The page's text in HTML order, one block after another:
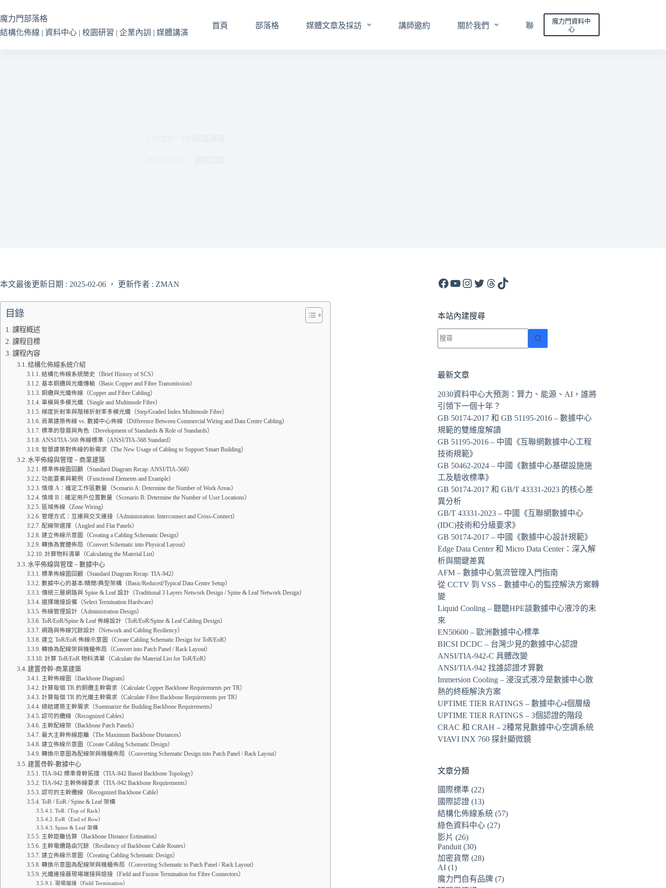
至
主
魔力門部落格
結構化佈線 | 資料中心 | 校園研習 | 企業內訓 | 媒體講演
首頁 部落格 媒體文章及採訪 講師邀約 關於我們 聯絡我們
魔力門資料中
心
本文最後更新日期 : 2025-02-06 ， 更新作者 : ZMAN
目錄
課程概述
課程目標
課程內容
結構化佈線系統介紹
結構化佈線系統簡史（Brief History of SCS）
基本銅纜與光纖傳輸（Basic Copper and Fibre Transmission）
銅纜與光纖佈線（Copper and Fibre Cabling）
單模與多模光纖（Single and Multimode Fibre）
梯度折射率與階梯折射率多模光纖（Step/Graded Index Multimode Fibre）
商業建築佈線 vs. 數據中心佈線（Difference Between Commercial Wiring and Data Centre Cabling）
標準的發展與角色（Development of Standards & Role of Standards）
ANSI/TIA-568 佈線標準（ANSI/TIA-568 Standard）
智慧建築對佈線的新需求（The New Usage of Cabling to Support Smart Building）
水平佈線與管理 – 商業建築
標準佈線圖回顧（Standard Diagram Recap: ANSI/TIA-568）
功能要素與範例（Functional Elements and Example）
情境 A：確定工作區數量（Scenario A: Determine the Number of Work Areas）
情境 B：確定用戶位置數量（Scenario B: Determine the Number of User Locations）
區域佈線（Zone Wiring）
管理方式：互連與交叉連接（Administration: Interconnect and Cross-Connect）
配線架選擇（Angled and Flat Panels）
建立佈線示意圖（Creating a Cabling Schematic Design）
轉換為實體佈局（Convert Schematic into Physical Layout）
計算物料清單（Calculating the Material List）
水平佈線與管理 – 數據中心
標準佈線圖回顧（Standard Diagram Recap: TIA-942）
數據中心的基本/精簡/典型架構（Basic/Reduced/Typical Data Centre Setup）
傳統三層網路與 Spine & Leaf 設計（Traditional 3 Layers Network Design / Spine & Leaf Network Design）
選擇端接設備（Select Termination Hardware）
佈線管理設計（Administration Design）
ToR/EoR/Spine & Leaf 佈線設計（ToR/EoR/Spine & Leaf Cabling Design）
網路與佈線冗餘設計（Network and Cabling Resiliency）
建立 ToR/EoR 佈線示意圖（Create Cabling Schematic Design for ToR/EoR）
轉換為配線架與機櫃佈局（Convert into Patch Panel / Rack Layout）
計算 ToR/EoR 物料清單（Calculate the Material List for ToR/EoR）
建置骨幹-商業建築
主幹佈線圖（Backbone Diagram）
計算每個 TR 的銅纜主幹需求（Calculate Copper Backbone Requirements per TR）
計算每個 TR 的光纖主幹需求（Calculate Fibre Backbone Requirements per TR）
總結建築主幹需求（Summarize the Building Backbone Requirements）
認可的纜線（Recognized Cables）
主幹配線架（Backbone Patch Panels）
最大主幹佈線距離（The Maximum Backbone Distances）
建立佈線示意圖（Create Cabling Schematic Design）
轉換示意圖為配線架與機櫃佈局（Converting Schematic Design into Patch Panel / Rack Layout）
建置骨幹-數據中心
TIA-942 標準骨幹拓撲（TIA-942 Based Backbone Topology）
TIA-942 主幹佈線要求（TIA-942 Backbone Requirements）
認可的主幹纜線（Recognized Backbone Cable）
ToR / EoR / Spine & Leaf 架構
ToR（Top of Rack）
EoR（End of Row）
Spine & Leaf 架構
主幹距離估算（Backbone Distance Estimation）
主幹電纜路由冗餘（Resiliency of Backbone Cable Routes）
建立佈線示意圖（Creating Cabling Schematic Design）
轉換示意圖為配線架與機櫃佈局（Converting Schematic to Patch Panel / Rack Layout）
光纖連接器現場端接與熔接（Field and Fusion Termination for Fibre Connectors）
現場端接（Field Termination）
Facebook
YouTube
Instagram
X Threads
TikTok
本站內建搜尋
找
不
符
條
件
的
結
果
最新文章
2030資料中心大預測：算力、能源、AI，誰將
引領下一個十年？
GB 50174-2017 和 GB 51195-2016 – 數據中心
規範的雙維度解讀
GB 51195-2016 – 中國《互聯網數據中心工程
技術規範》
GB 50462-2024 – 中國《數據中心基礎設施施
工及驗收標準》
GB 50174-2017 和 GB/T 43331-2023 的核心差
異分析
GB/T 43331-2023 – 中國《互聯網數據中心
(IDC)技術和分級要求》
GB 50174-2017 – 中國《數據中心設計規範》
Edge Data Center 和 Micro Data Center：深入解
析與關鍵差異
AFM – 數據中心氣流管理入門指南
從 CCTV 到 VSS – 數據中心的監控解決方案轉
變
Liquid Cooling – 聽聽HPE談數據中心液冷的未
來
EN50600 – 歐洲數據中心標準
BICSI DCDC – 台灣少見的數據中心認證
ANSI/TIA-942-C 具體改變
ANSI/TIA-942 找誰認證才算數
Immersion Cooling – 浸沒式液冷是數據中心散
熱的終極解決方案
UPTIME TIER RATINGS – 數據中心4個層級
UPTIME TIER RATINGS – 3個認證的階段
CRAC 和 CRAH – 2種常見數據中心空調系統
VIAVI INX 760 探針顯微鏡
文章分類
國際標準 (22)
國際認證 (13)
結構化佈線系統 (57)
綠色資料中心 (27)
影片 (26)
Panduit (30)
加密貨幣 (28)
AI (1)
魔力門自有品牌 (7)